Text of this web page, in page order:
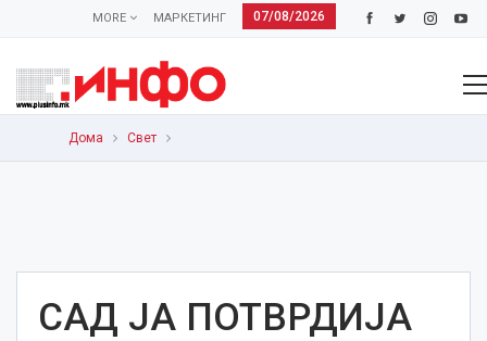
07/08/2026
МАРКЕТИНГ
MORE
Дома Свет
САД ЈА ПОТВРДИЈА